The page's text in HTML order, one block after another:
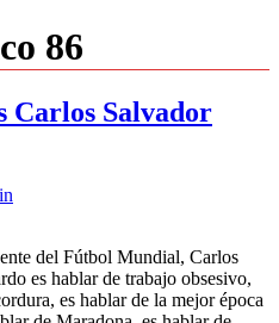
86
Carlos Salvador
del Fútbol Mundial, Carlos
es hablar de trabajo obsesivo,
es hablar de la mejor época